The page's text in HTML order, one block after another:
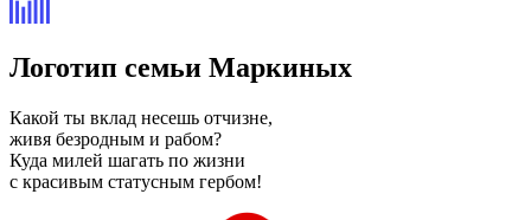
Логотип семьи Маркиных
Какой ты вклад несешь отчизне,
живя безродным и рабом?
Куда милей шагать по жизни
с красивым статусным гербом!